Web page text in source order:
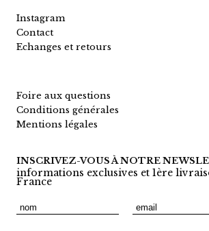
Instagram
Contact
Echanges et retours
Foire aux questions
Conditions générales
Mentions légales
INSCRIVEZ-VOUS À NOTRE
informations exclusives et 1ère
France